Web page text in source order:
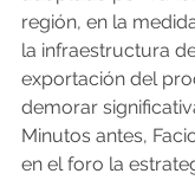
región, en la
la infraestructura
exportación del
demorar
Minutos antes,
en el foro la